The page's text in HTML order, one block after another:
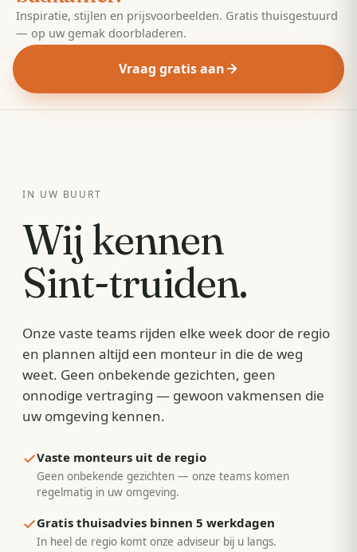
Inspiratie, stijlen en prijsvoorbeelden. Gratis thuisgestuurd
— op uw gemak doorbladeren.
Vraag gratis aan
IN UW BUURT
Wij kennen
Sint-truiden.
Onze vaste teams rijden elke week door de regio
en plannen altijd een monteur in die de weg
weet. Geen onbekende gezichten, geen
onnodige vertraging — gewoon vakmensen die
uw omgeving kennen.
Vaste monteurs uit de regio
Geen onbekende gezichten — onze teams komen
regelmatig in uw omgeving.
Gratis thuisadvies binnen 5 werkdagen
In heel de regio komt onze adviseur bij u langs.